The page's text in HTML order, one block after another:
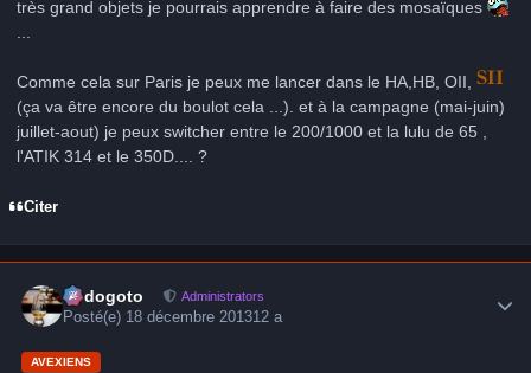
très grand objets je pourrais apprendre à faire des mosaïques
...
Comme cela sur Paris je peux me lancer dans le HA,HB, OII,
(ça va être encore du boulot cela ...). et à la campagne (mai-juin)
juillet-aout) je peux switcher entre le 200/1000 et la lulu de 65 ,
l'ATIK 314 et le 350D.... ?
Citer
frédogoto Administrators
Posté(e) 18 décembre 201312 a
AVEXIENS